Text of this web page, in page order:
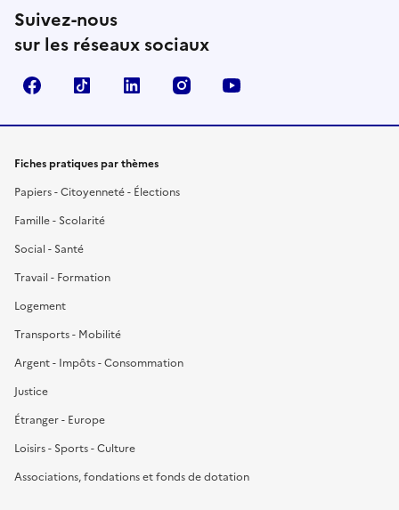
Suivez-nous
sur les réseaux sociaux
FacebookTikTok LinkedIn Instagram
Fiches pratiques par thèmes
Papiers - Citoyenneté - Élections
Famille - Scolarité
Social - Santé
Travail - Formation
Logement
Transports - Mobilité
Argent - Impôts - Consommation
Justice
Étranger - Europe
Loisirs - Sports - Culture
Associations, fondations et fonds de dotation